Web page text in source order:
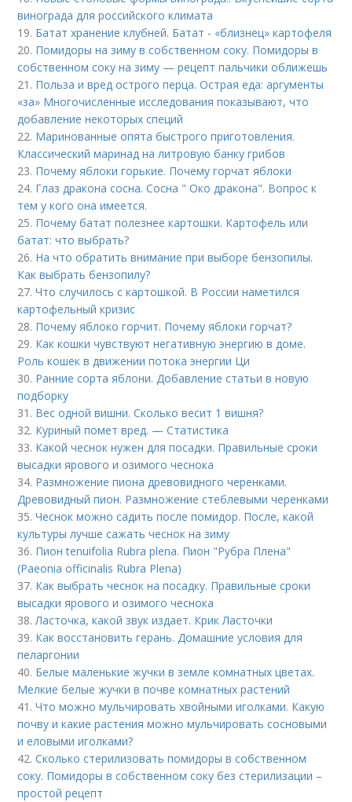
винограда для российского климата
19. Батат хранение клубней. Батат - «близнец» картофеля
20. Помидоры на зиму в собственном соку. Помидоры в
собственном соку на зиму — рецепт пальчики оближешь
21. Польза и вред острого перца. Острая еда: аргументы
«за» Многочисленные исследования показывают, что
добавление некоторых специй
22. Маринованные опята быстрого приготовления.
Классический маринад на литровую банку грибов
23. Почему яблоки горькие. Почему горчат яблоки
24. Глаз дракона сосна. Сосна " Око дракона". Вопрос к
тем у кого она имеется.
25. Почему батат полезнее картошки. Картофель или
батат: что выбрать?
26. На что обратить внимание при выборе бензопилы.
Как выбрать бензопилу?
27.Что случилось с картошкой. В России наметился
картофельный кризис
28. Почему яблоко горчит. Почему яблоки горчат?
29. Как кошки чувствуют негативную энергию в доме.
Роль кошек в движении потока энергии Ци
30. Ранние сорта яблони. Добавление статьи в новую
подборку
31. Вес одной вишни. Сколько весит 1 вишня?
32. Куриный помет вред. — Статистика
33. Какой чеснок нужен для посадки. Правильные сроки
высадки ярового и озимого чеснока
34. Размножение пиона древовидного черенками.
Древовидный пион. Размножение стеблевыми черенками
35.Чеснок можно садить после помидор. После, какой
культуры лучше сажать чеснок на зиму
36. Пион tenuifolia Rubra plena. Пион "Рубра Плена"
(Paeonia officinalis Rubra Plena)
37. Как выбрать чеснок на посадку. Правильные сроки
высадки ярового и озимого чеснока
38.Ласточка, какой звук издает. Крик Ласточки
39. Как восстановить герань. Домашние условия для
пеларгонии
40. Белые маленькие жучки в земле комнатных цветах.
Мелкие белые жучки в почве комнатных растений
41.Что можно мульчировать хвойными иголками. Какую
почву и какие растения можно мульчировать сосновыми
и еловыми иголками?
42.Сколько стерилизовать помидоры в собственном
соку. Помидоры в собственном соку без стерилизации –
простой рецепт